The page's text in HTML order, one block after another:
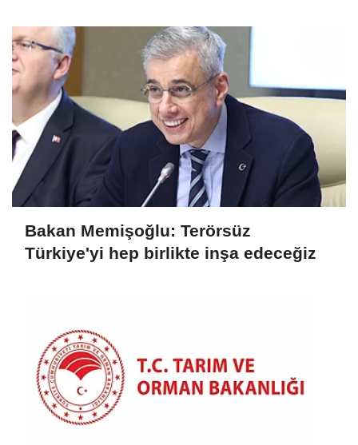
Bakan Memişoğlu: Terörsüz
Türkiye'yi hep birlikte inşa edeceğiz